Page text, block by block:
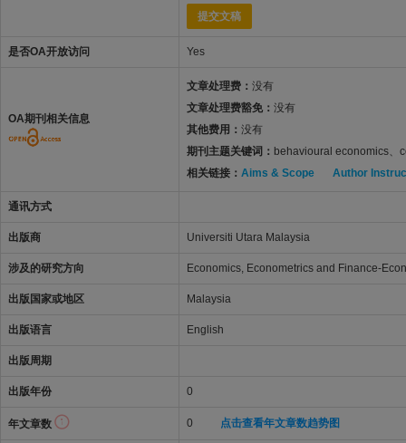
提交文稿
是否OA开放访问 Yes
OA期刊相关信息
文章处理费： 没有
文章处理费豁免： 没有
其他费用： 没有
期刊主题关键词： behavioural economics、
相关链接： Aims & Scope Author
通讯方式
出版商 Universiti Utara Malaysia
涉及的研究方向 Economics, Econometrics and Finance-
出版国家或地区 Malaysia
出版语言 English
出版周期
出版年份 0
年文章数 0 点击查看年文章数趋势图